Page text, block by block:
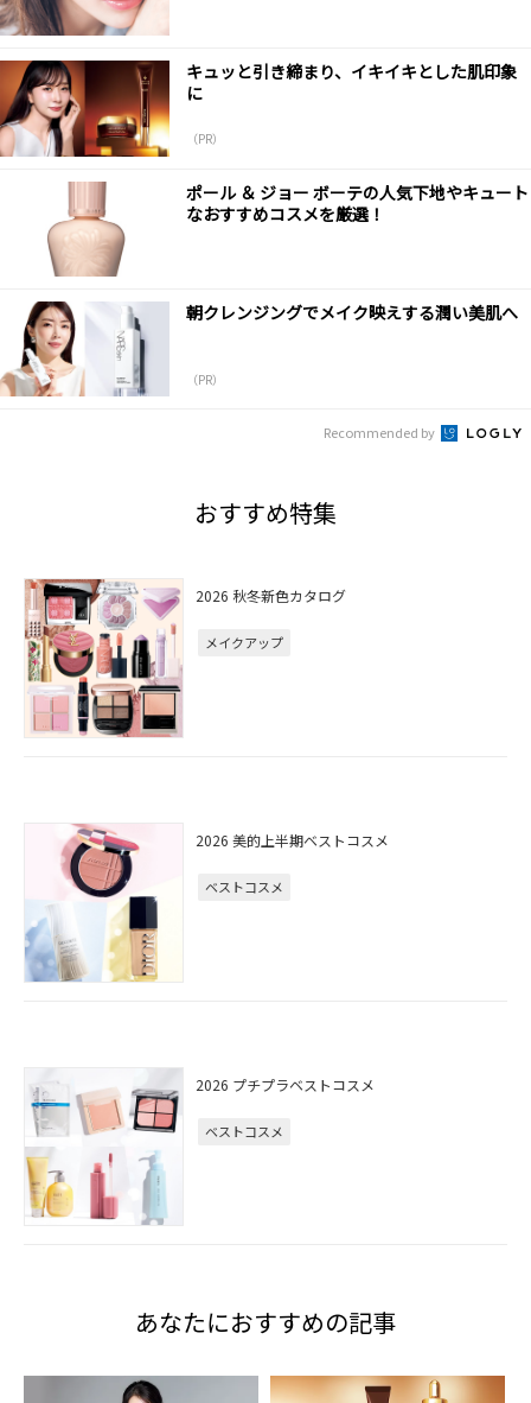
キュッと引き締まり、イキイキとした肌印象
に
（PR）
ポール ＆ ジョー ボーテの人気下地やキュート
なおすすめコスメを厳選！
朝クレンジングでメイク映えする潤い美肌へ
（PR）
Recommended by
おすすめ特集
2026 秋冬新色カタログ
メイクアップ
2026 美的上半期ベストコスメ
ベストコスメ
2026 プチプラベストコスメ
ベストコスメ
あなたにおすすめの記事